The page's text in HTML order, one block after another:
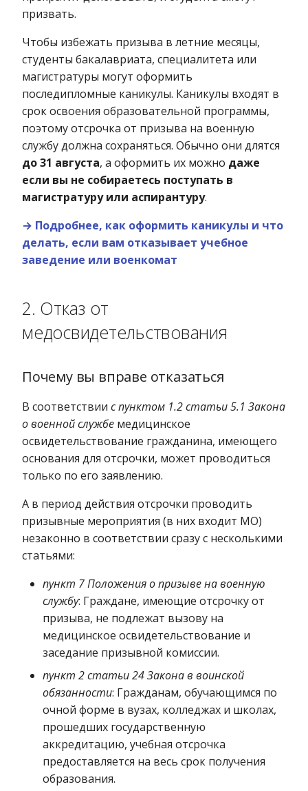
призвать.
Чтобы избежать призыва в летние месяцы,
студенты бакалавриата, специалитета или
магистратуры могут оформить
последипломные каникулы. Каникулы входят в
срок освоения образовательной программы,
поэтому отсрочка от призыва на военную
службу должна сохраняться. Обычно они длятся
до 31 августа, а оформить их можно даже
если вы не собираетесь поступать в
магистратуру или аспирантуру.
→ Подробнее, как оформить каникулы и что
делать, если вам отказывает учебное
заведение или военкомат
2. Отказ от
медосвидетельствования
Почему вы вправе отказаться
В соответствии с пунктом 1.2 статьи 5.1 Закона
о военной службе медицинское
освидетельствование гражданина, имеющего
основания для отсрочки, может проводиться
только по его заявлению.
А в период действия отсрочки проводить
призывные мероприятия (в них входит МО)
незаконно в соответствии сразу с несколькими
статьями:
пункт 7 Положения о призыве на военную
службу: Граждане, имеющие отсрочку от
призыва, не подлежат вызову на
медицинское освидетельствование и
заседание призывной комиссии.
пункт 2 статьи 24 Закона в воинской
обязанности: Гражданам, обучающимся по
очной форме в вузах, колледжах и школах,
прошедших государственную
аккредитацию, учебная отсрочка
предоставляется на весь срок получения
образования.